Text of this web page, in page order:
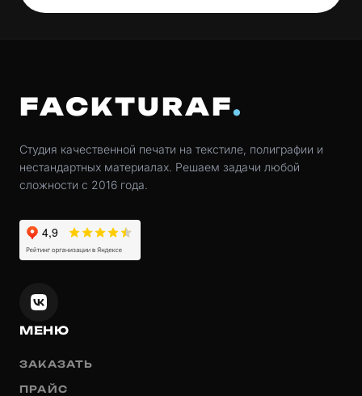
FACKTURAF
Студия качественной печати на текстиле, полиграфии и
нестандартных материалах. Решаем задачи любой
сложности с 2016 года.
МЕНЮ
ЗАКАЗАТЬ
ПРАЙС